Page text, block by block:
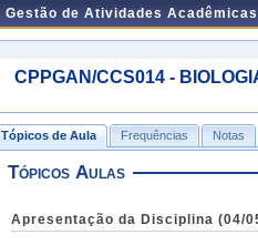
de Atividades Acadêmicas
CPPGAN/CCS014 -
Tópicos de Aula Frequências Notas
Tópicos Aulas
Apresentação da Disciplina (04/